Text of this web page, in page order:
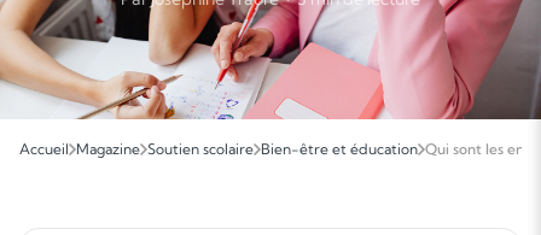
Accueil Magazine Soutien scolaire Bien-être et éducation Qui sont les